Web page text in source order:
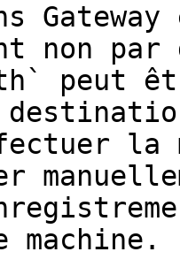
non
peut
la
machine.